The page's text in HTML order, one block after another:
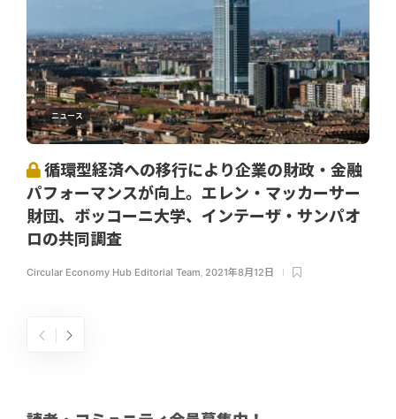
ニュース
循環型経済への移行により企業の財政・金融
パフォーマンスが向上。エレン・マッカーサー
財団、ボッコーニ大学、インテーザ・サンパオ
ロの共同調査
Circular Economy Hub Editorial Team, 2021年8月12日